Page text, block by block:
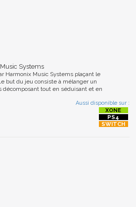
Systems
Harmonix Music Systems plaçant le
but du jeu consiste à mélanger un
décomposant tout en séduisant et en
Aussi disponible sur :